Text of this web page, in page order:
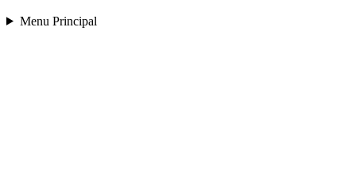
Menu Principal